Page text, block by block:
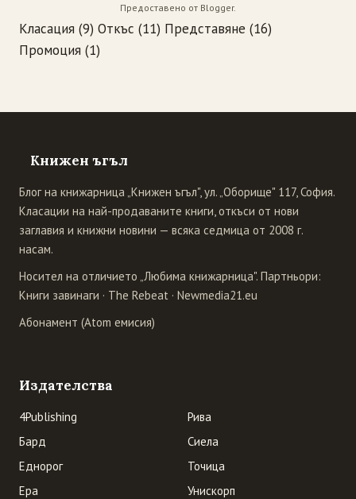
Предоставено от Blogger.
Класация (9) Откъс (11) Представяне (16)
Промоция (1)
Книжен ъгъл
Блог на книжарница „Книжен ъгъл", ул. „Оборище" 117, София.
Класации на най-продаваните книги, откъси от нови
заглавия и книжни новини — всяка седмица от 2008 г.
насам.
Носител на отличието „Любима книжарница". Партньори:
Книги завинаги · The Rebeat · Newmedia21.eu
Абонамент (Atom емисия)
Издателства
4Publishing
Бард
Еднорог
Ера
Рива
Сиела
Точица
Унискорп